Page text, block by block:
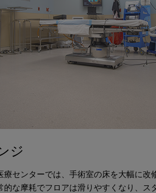
ジ
療センターでは、手術室の床を大幅に改
的な摩耗でフロアは滑りやすくなり、ス